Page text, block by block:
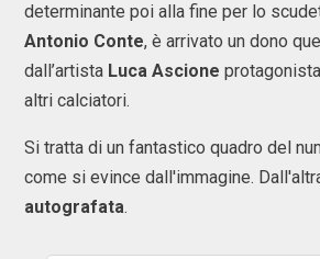
determinante poi alla fine per lo
Antonio Conte, è arrivato un dono
dall’artista Luca Ascione
altri calciatori.
Si tratta di un fantastico quadro del
come si evince dall'immagine.
autografata.